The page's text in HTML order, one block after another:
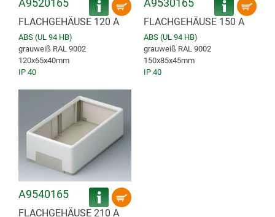
A9520165
FLACHGEHÄUSE 120 A
ABS (UL 94 HB)
grauweiß RAL 9002
120x65x40mm
IP 40
A9530165
FLACHGEHÄUSE 150 A
ABS (UL 94 HB)
grauweiß RAL 9002
150x85x45mm
IP 40
A9540165
FLACHGEHÄUSE 210 A